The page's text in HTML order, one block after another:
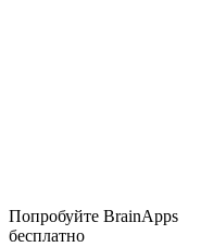
Попробуйте BrainApps
бесплатно